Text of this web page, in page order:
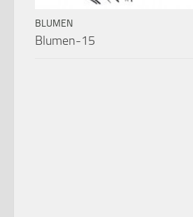
BLUMEN
Blumen-15